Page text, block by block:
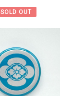
SOLD OUT